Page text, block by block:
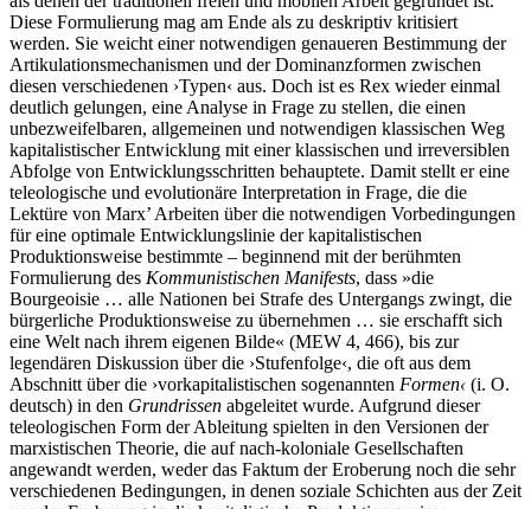
Diese Formulierung mag am Ende als zu deskriptiv kritisiert
werden. Sie weicht einer notwendigen genaueren Bestimmung der
Artikulationsmechanismen und der Dominanzformen zwischen
diesen verschiedenen ›Typen‹ aus. Doch ist es Rex wieder einmal
deutlich gelungen, eine Analyse in Frage zu stellen, die einen
unbezweifelbaren, allgemeinen und notwendigen klassischen Weg
kapitalistischer Entwicklung mit einer klassischen und irreversiblen
Abfolge von Entwicklungsschritten behauptete. Damit stellt er eine
teleologische und evolutionäre Interpretation in Frage, die die
Lektüre von Marx’ Arbeiten über die notwendigen Vorbedingungen
für eine optimale Entwicklungslinie der kapitalistischen
Produktionsweise bestimmte – beginnend mit der berühmten
Formulierung des Kommunistischen Manifests, dass »die
Bourgeoisie … alle Nationen bei Strafe des Untergangs zwingt, die
bürgerliche Produktionsweise zu übernehmen … sie erschafft sich
eine Welt nach ihrem eigenen Bilde« (MEW 4, 466), bis zur
legendären Diskussion über die ›Stufenfolge‹, die oft aus dem
Abschnitt über die ›vorkapitalistischen sogenannten Formen‹ (i. O.
deutsch) in den Grundrissen abgeleitet wurde. Aufgrund dieser
teleologischen Form der Ableitung spielten in den Versionen der
marxistischen Theorie, die auf nach-koloniale Gesellschaften
angewandt werden, weder das Faktum der Eroberung noch die sehr
verschiedenen Bedingungen, in denen soziale Schichten aus der Zeit